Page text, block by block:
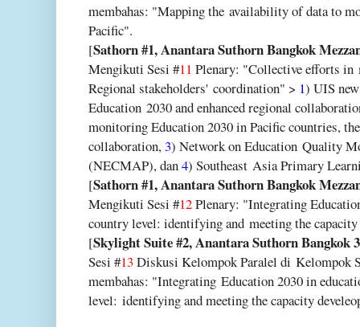
membahas: "Mapping the availability of data to
Pacific".
[Sathorn #1, Anantara Suthorn Bangkok
Mengikuti Sesi #11 Plenary: "Collective efforts in
Regional stakeholders' coordination" > 1) UIS
Education 2030 and enhanced regional
monitoring Education 2030 in Pacific countries,
collaboration,3) Network on Education Quality
(NECMAP), dan4) Southeast Asia Primary
[Sathorn #1, Anantara Suthorn Bangkok
Mengikuti Sesi #12Plenary: "Integrating
country level: identifying and meeting the
[Skylight Suite #2, Anantara Suthorn Bangkok
Sesi #13Diskusi Kelompok Paralel di Kelompok
membahas: "Integrating Education 2030 in
level: identifying and meeting the capacity